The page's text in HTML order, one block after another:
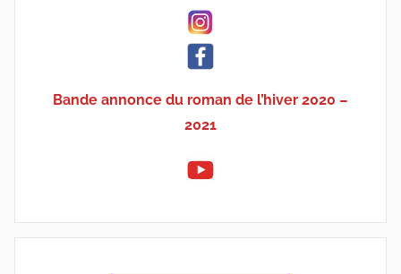
Bande annonce du roman de l’hiver 2020 –
2021